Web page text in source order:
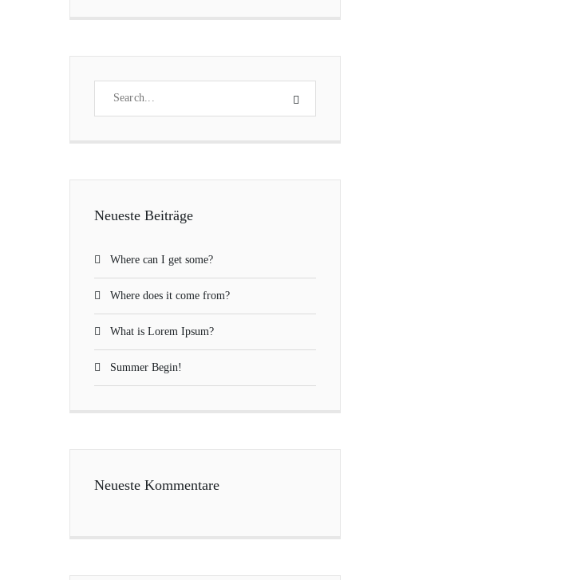
Neueste Beiträge
Where can I get some?
Where does it come from?
What is Lorem Ipsum?
Summer Begin!
Neueste Kommentare